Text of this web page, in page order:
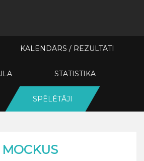
KALENDĀRS / REZULTĀTI
STATISTIKA
SPĒLĒTĀJI